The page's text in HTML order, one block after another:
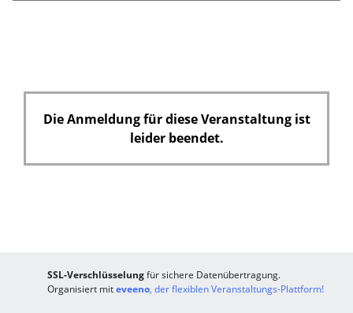
Die Anmeldung für diese Veranstaltung ist
leider beendet.
SSL-Verschlüsselungfür sichere Datenübertragung.
Organisiert miteveeno, der flexiblen Veranstaltungs-Plattform!